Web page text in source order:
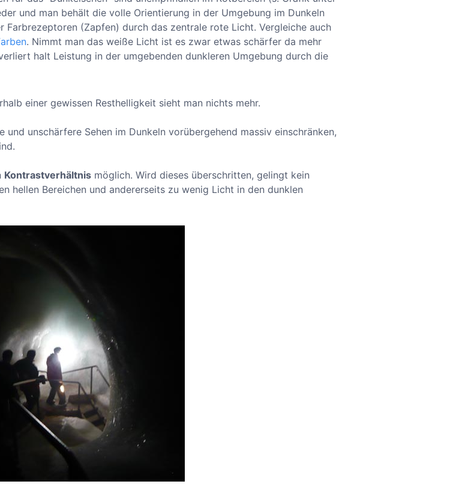
und man behält die volle Orientierung in der Umgebung im Dunkeln
(Zapfen) durch das zentrale rote Licht. Vergleiche auch
. Nimmt man das weiße Licht ist es zwar etwas schärfer da mehr
halt Leistung in der umgebenden dunkleren Umgebung durch die
einer gewissen Resthelligkeit sieht man nichts mehr.
und unschärfere Sehen im Dunkeln vorübergehend massiv einschränken,
Kontrastverhältnis möglich. Wird dieses überschritten, gelingt kein
hellen Bereichen und andererseits zu wenig Licht in den dunklen